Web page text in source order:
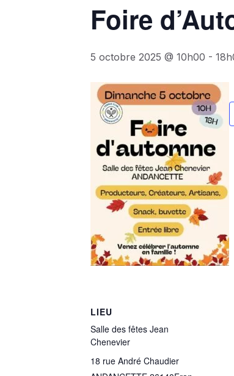
Foire
5 octobre 2025 @ 10h00 -
LIEU
Salle des fêtes Jean
Chenevier
18 rue André Chaudier